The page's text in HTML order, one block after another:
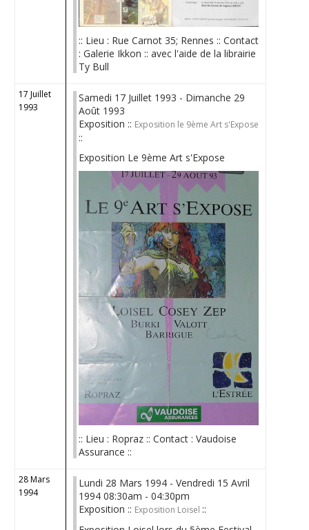
:: Lieu : Rue Carnot 35; Rennes :: Contact
: Galerie Ikkon :: avec l'aide de la librairie
Ty Bull
17 Juillet
1993
Samedi 17 Juillet 1993 - Dimanche 29
Août 1993
Exposition :: Exposition le 9ème Art s'Expose
::
Exposition Le 9ème Art s'Expose
:: Lieu : Ropraz :: Contact : Vaudoise
Assurance ::
28 Mars
1994
Lundi 28 Mars 1994 - Vendredi 15 Avril
1994 08:30am - 04:30pm
Exposition :: Exposition Loisel ::